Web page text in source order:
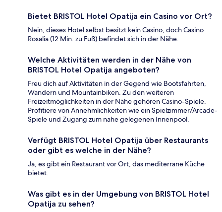
Bietet BRISTOL Hotel Opatija ein Casino vor Ort?
Nein, dieses Hotel selbst besitzt kein Casino, doch Casino
Rosalia (12 Min. zu Fuß) befindet sich in der Nähe.
Welche Aktivitäten werden in der Nähe von
BRISTOL Hotel Opatija angeboten?
Freu dich auf Aktivitäten in der Gegend wie Bootsfahrten,
Wandern und Mountainbiken. Zu den weiteren
Freizeitmöglichkeiten in der Nähe gehören Casino-Spiele.
Profitiere von Annehmlichkeiten wie ein Spielzimmer/Arcade-
Spiele und Zugang zum nahe gelegenen Innenpool.
Verfügt BRISTOL Hotel Opatija über Restaurants
oder gibt es welche in der Nähe?
Ja, es gibt ein Restaurant vor Ort, das mediterrane Küche
bietet.
Was gibt es in der Umgebung von BRISTOL Hotel
Opatija zu sehen?